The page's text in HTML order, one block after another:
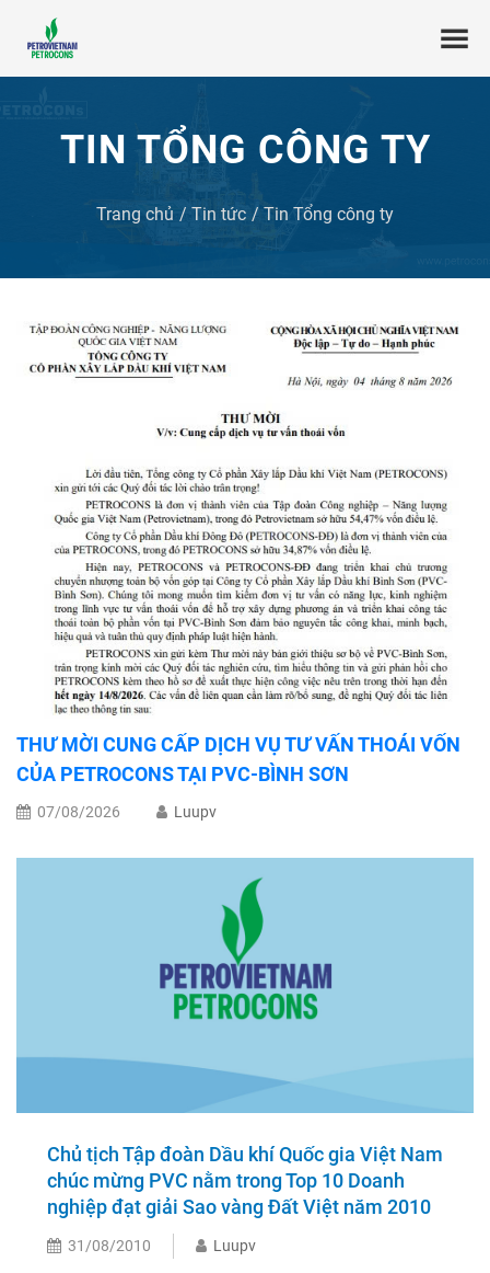
TIN TỔNG CÔNG TY
Trang chủ Tin tức Tin Tổng công ty
THƯ MỜI CUNG CẤP DỊCH VỤ TƯ VẤN THOÁI VỐN
CỦA PETROCONS TẠI PVC-BÌNH SƠN
07/08/2026 Luupv
Chủ tịch Tập đoàn Dầu khí Quốc gia Việt Nam
chúc mừng PVC nằm trong Top 10 Doanh
nghiệp đạt giải Sao vàng Đất Việt năm 2010
31/08/2010 Luupv